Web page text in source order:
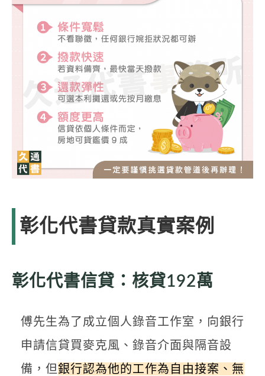
彰化代書貸款真實案例
彰化代書信貸：核貸192萬
傅先生為了成立個人錄音工作室，向銀行
申請信貸買麥克風、錄音介面與隔音設
備，但銀行認為他的工作為自由接案、無